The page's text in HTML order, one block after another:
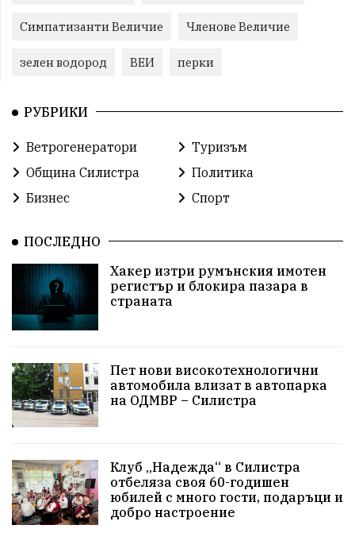
Симпатизанти Величие Членове Величие
зелен водород ВЕИ перки
РУБРИКИ
Ветрогенератори
Туризъм
Община Силистра
Политика
Бизнес
Спорт
ПОСЛЕДНО
Хакер изтри румънския имотен
регистър и блокира пазара в
страната
Пет нови високотехнологични
автомобила влизат в автопарка
на ОДМВР – Силистра
Клуб „Надежда“ в Силистра
отбеляза своя 60-годишен
юбилей с много гости, подаръци и
добро настроение